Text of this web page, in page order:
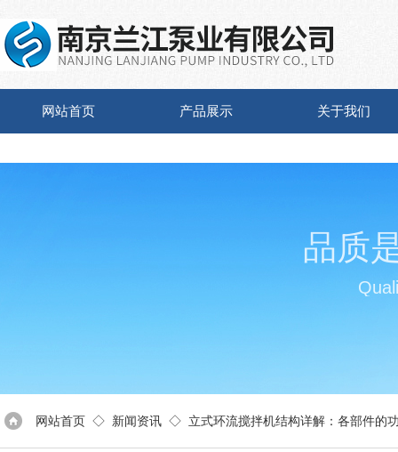
网站首页 产品展示 关于我们
品质
网站首页 ◇ 新闻资讯 ◇ 立式环流搅拌机结构详解：各部件的